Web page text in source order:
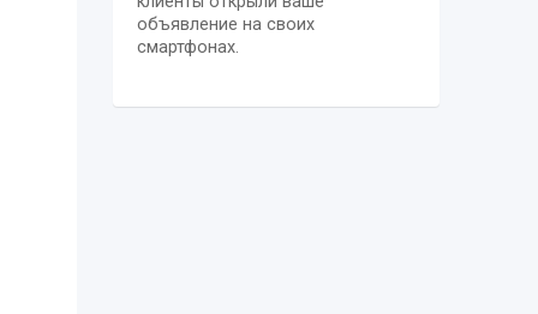
объявление на своих
смартфонах.